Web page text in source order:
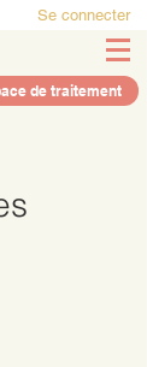
Se connecter
de traitement